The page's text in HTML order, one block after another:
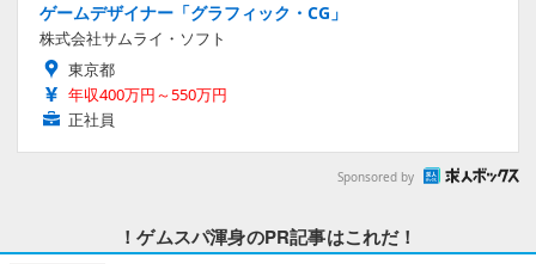
ゲームデザイナー「グラフィック・CG」
株式会社サムライ・ソフト
東京都
年収400万円～550万円
正社員
Sponsored by
！ゲムスパ渾身のPR記事はこれだ！